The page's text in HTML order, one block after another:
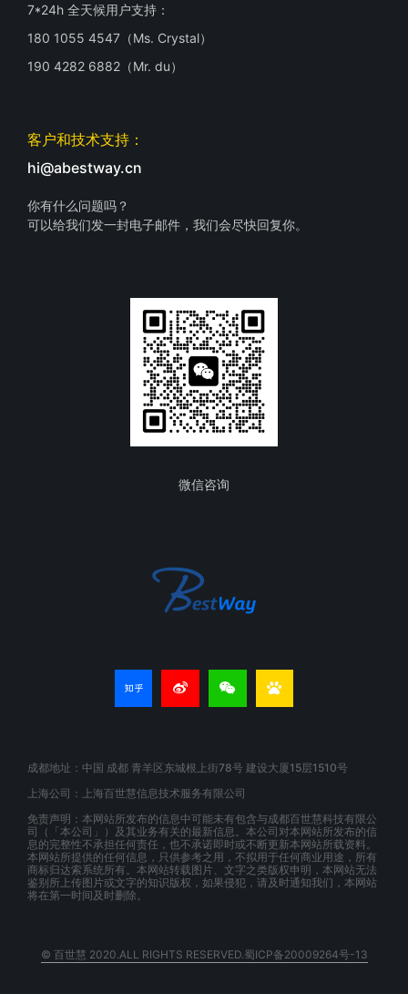
7*24h 全天候用户支持：
180 1055 4547（Ms. Crystal）
190 4282 6882（Mr. du）
客户和技术支持：
hi@abestway.cn
你有什么问题吗？
可以给我们发一封电子邮件，我们会尽快回复你。
微信咨询
成都地址：中国 成都 青羊区东城根上街78号 建设大厦15层1510号
上海公司：上海百世慧信息技术服务有限公司
免责声明：本网站所发布的信息中可能未有包含与成都百世慧科技有限公
司（「本公司」）及其业务有关的最新信息。本公司对本网站所发布的信
息的完整性不承担任何责任，也不承诺即时或不断更新本网站所载资料。
本网站所提供的任何信息，只供参考之用，不拟用于任何商业用途，所有
商标归达索系统所有。本网站转载图片、文字之类版权申明，本网站无法
鉴别所上传图片或文字的知识版权，如果侵犯，请及时通知我们，本网站
将在第一时间及时删除。
© 百世慧 2020.ALL RIGHTS RESERVED.蜀ICP备20009264号-13